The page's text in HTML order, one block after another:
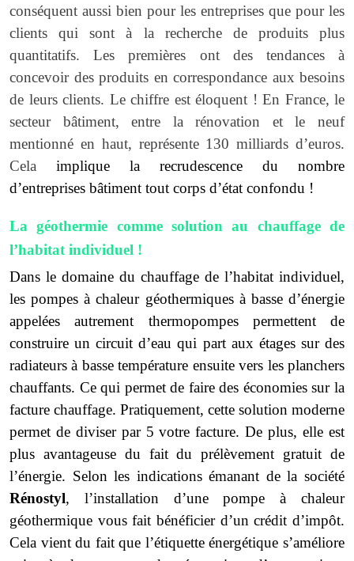
conséquent aussi bien pour les entreprises que pour les
clients qui sont à la recherche de produits plus
quantitatifs. Les premières ont des tendances à
concevoir des produits en correspondance aux besoins
de leurs clients. Le chiffre est éloquent ! En France, le
secteur bâtiment, entre la rénovation et le neuf
mentionné en haut, représente 130 milliards d’euros.
Cela implique la recrudescence du nombre
d’entreprises bâtiment tout corps d’état confondu !
La géothermie comme solution au chauffage de
l’habitat individuel !
Dans le domaine du chauffage de l’habitat individuel,
les pompes à chaleur géothermiques à basse d’énergie
appelées autrement thermopompes permettent de
construire un circuit d’eau qui part aux étages sur des
radiateurs à basse température ensuite vers les planchers
chauffants. Ce qui permet de faire des économies sur la
facture chauffage. Pratiquement, cette solution moderne
permet de diviser par 5 votre facture. De plus, elle est
plus avantageuse du fait du prélèvement gratuit de
l’énergie. Selon les indications émanant de la société
Rénostyl, l’installation d’une pompe à chaleur
géothermique vous fait bénéficier d’un crédit d’impôt.
Cela vient du fait que l’étiquette énergétique s’améliore